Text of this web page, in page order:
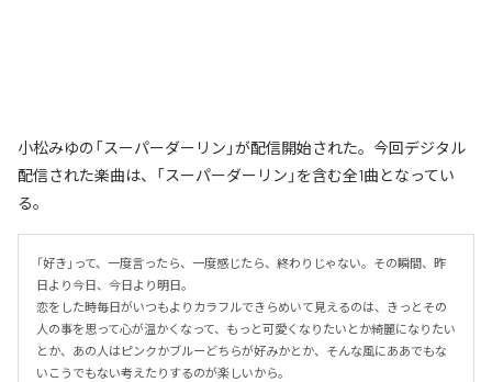
小松みゆの「スーパーダーリン」が配信開始された。今回デジタル
配信された楽曲は、「スーパーダーリン」を含む全1曲となってい
る。
「好き」って、一度言ったら、一度感じたら、終わりじゃない。その瞬間、昨
日より今日、今日より明日。
恋をした時毎日がいつもよりカラフルできらめいて見えるのは、きっとその
人の事を思って心が温かくなって、もっと可愛くなりたいとか綺麗になりたい
とか、あの人はピンクかブルーどちらが好みかとか、そんな風にああでもな
いこうでもない考えたりするのが楽しいから。